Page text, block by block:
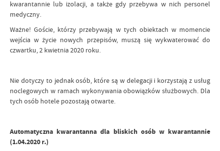
kwarantannie lub izolacji, a także gdy przebywa w nich personel
medyczny.
Ważne! Goście, którzy przebywają w tych obiektach w momencie
wejścia w życie nowych przepisów, muszą się wykwaterować do
czwartku, 2 kwietnia 2020 roku.
Nie dotyczy to jednak osób, które są w delegacji i korzystają z usług
noclegowych w ramach wykonywania obowiązków służbowych. Dla
tych osób hotele pozostają otwarte.
Automatyczna kwarantanna dla bliskich osób w kwarantannie
(1.04.2020 r.)